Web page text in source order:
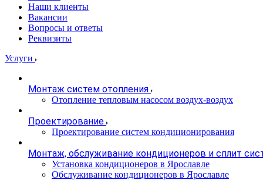
Наши клиенты
Вакансии
Вопросы и ответы
Реквизиты
Услуги
Монтаж систем отопления
Отопление тепловым насосом воздух-воздух
Проектирование
Проектирование систем кондиционирования
Монтаж, обслуживание кондиционеров и сплит
Установка кондиционеров в Ярославле
Обслуживание кондиционеров в Ярославле